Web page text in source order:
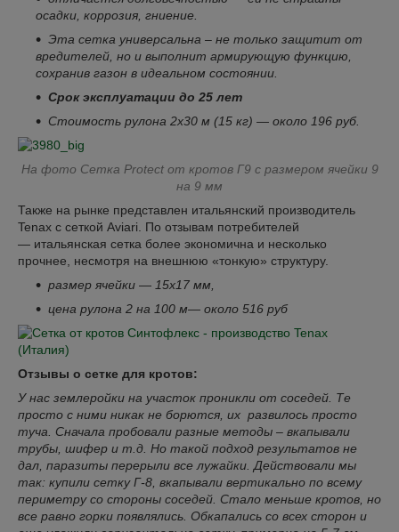
осадки, коррозия, гниение.
Эта сетка универсальна – не только защитит от
вредителей, но и выполнит армирующую функцию,
сохранив газон в идеальном состоянии.
Срок эксплуатации до 25 лет
Стоимость рулона 2х30 м (15 кг) — около 196 руб.
На фото Сетка Рrotect от кротов Г9 с размером ячейки 9
на 9 мм
Также на рынке представлен итальянский производитель
Tenax с сеткой Aviari. По отзывам потребителей
— итальянская сетка более экономична и несколько
прочнее, несмотря на внешнюю «тонкую» структуру.
размер ячейки — 15х17 мм,
цена рулона 2 на 100 м— около 516 руб
Отзывы о сетке для кротов:
У нас землеройки на участок проникли от соседей. Те
просто с ними никак не борются, их развилось просто
туча. Сначала пробовали разные методы – вкапывали
трубы, шифер и т.д. Но такой подход результатов не
дал, паразиты перерыли все лужайки. Действовали мы
так: купили сетку Г-8, вкапывали вертикально по всему
периметру со стороны соседей. Стало меньше кротов, но
все равно горки появлялись. Обкапались со всех сторон и